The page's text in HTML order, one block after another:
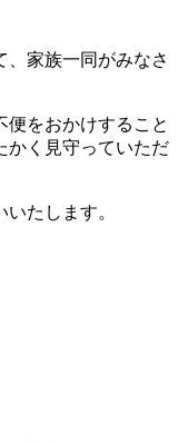
、家族一同がみなさ
便をおかけすること
かく見守っていただ
たします。